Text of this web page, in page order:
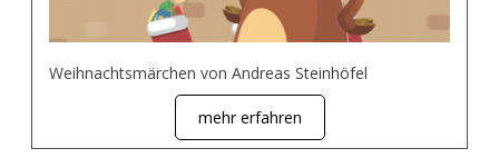
Weihnachtsmärchen von Andreas Steinhöfel
mehr erfahren